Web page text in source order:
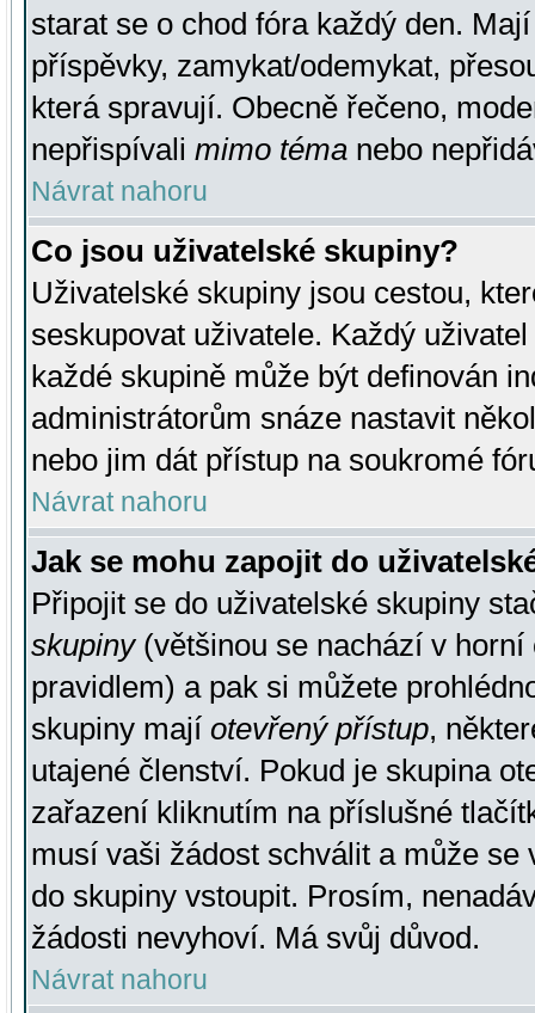
starat se o chod fóra každý den.
příspěvky, zamykat/odemykat,
která spravují. Obecně řečeno,
nepřispívali mimo téma nebo
Návrat nahoru
Co jsou uživatelské skupiny?
Uživatelské skupiny jsou cestou,
seskupovat uživatele. Každý
každé skupině může být definován
administrátorům snáze nastavit
nebo jim dát přístup na soukromé
Návrat nahoru
Jak se mohu zapojit do
Připojit se do uživatelské skupiny
skupiny(většinou se nachází v horní
pravidlem) a pak si můžete
skupiny mají otevřený přístup,
utajené členství. Pokud je skupina
zařazení kliknutím na příslušné
musí vaši žádost schválit a může se
do skupiny vstoupit. Prosím,
žádosti nevyhoví. Má svůj důvod.
Návrat nahoru